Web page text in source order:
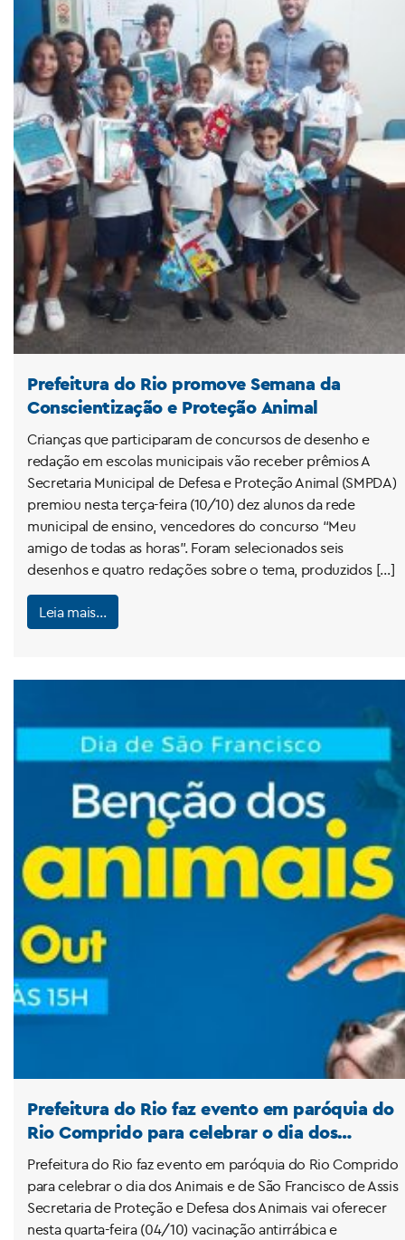
Prefeitura do Rio promove Semana da
Conscientização e Proteção Animal
Crianças que participaram de concursos de desenho e
redação em escolas municipais vão receber prêmios A
Secretaria Municipal de Defesa e Proteção Animal (SMPDA)
premiou nesta terça-feira (10/10) dez alunos da rede
municipal de ensino, vencedores do concurso “Meu
amigo de todas as horas”. Foram selecionados seis
desenhos e quatro redações sobre o tema, produzidos […]
Leia mais…
Prefeitura do Rio faz evento em paróquia do
Rio Comprido para celebrar o dia dos
Animais e de São Francisco de Assis.
Prefeitura do Rio faz evento em paróquia do Rio Comprido
para celebrar o dia dos Animais e de São Francisco de Assis
Secretaria de Proteção e Defesa dos Animais vai oferecer
nesta quarta-feira (04/10) vacinação antirrábica e